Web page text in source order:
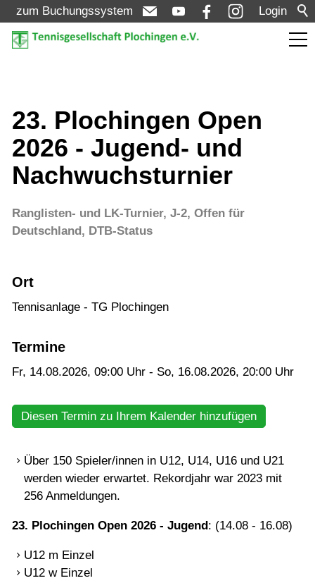
Login
zum Buchungssystem
Turniere
Bezirksmeisterschaften Bezirk D - Aktive +
Senioren: 13.05. - 17.05.2026
NEXT LEVEL Turnier U8-U10: 07.08. -
09.08.2026
LK - Tagesturnier - Aktive: 11.08.2026 (LK
LK - Tagesturnier - Aktive: 12.08.2026 (LK
01-18)
16.08.2025 (LK Turnier, J-2, DTB-Status)
16.08.2026 (LK Turnier, N-6, DTB-Status)
LK - Tagesturnier - Aktive: 19.09.2026 (LK
01-25)
LK - Tagesturnier - Jugend: 20.09.2026
LK - Tagesturnier - Nachwuchs U21:
20.09.2026
23. Plochingen Open
2026 - Jugend- und
Nachwuchsturnier
Ranglisten- und LK-Turnier, J-2, Offen für
Deutschland, DTB-Status
Ort
Tennisanlage - TG Plochingen
Termine
Fr, 14.08.2026, 09:00 Uhr - So, 16.08.2026, 20:00 Uhr
Diesen Termin zu Ihrem Kalender hinzufügen
Über 150 Spieler/innen in U12, U14, U16 und U21
werden wieder erwartet. Rekordjahr war 2023 mit
256 Anmeldungen.
23. Plochingen Open 2026 - Jugend : (14.08 - 16.08)
U12 m Einzel
U12 w Einzel